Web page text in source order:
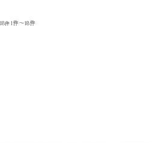
18件 1件～18件